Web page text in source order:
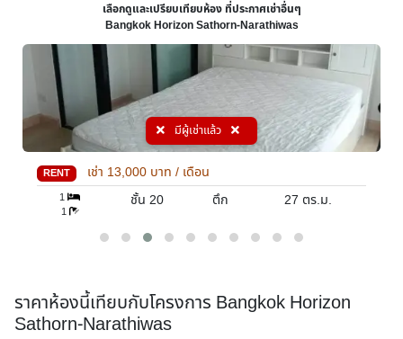
เลือกดูและเปรียบเทียบห้อง ที่ประกาศเช่าอื่นๆ
Bangkok Horizon Sathorn-Narathiwas
มีผู้เช่าแล้ว
RENT เช่า 13,000 บาท / เดือน
1
1
ชั้น 20 ตึก 27 ตร.ม.
ราคาห้องนี้เทียบกับโครงการ Bangkok Horizon
Sathorn-Narathiwas